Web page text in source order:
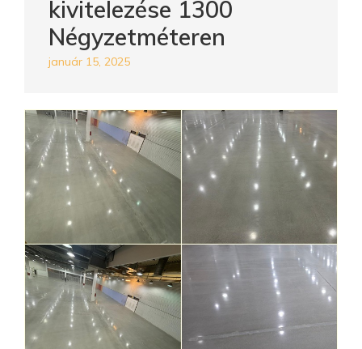
kivitelezése 1300
Négyzetméteren
január 15, 2025